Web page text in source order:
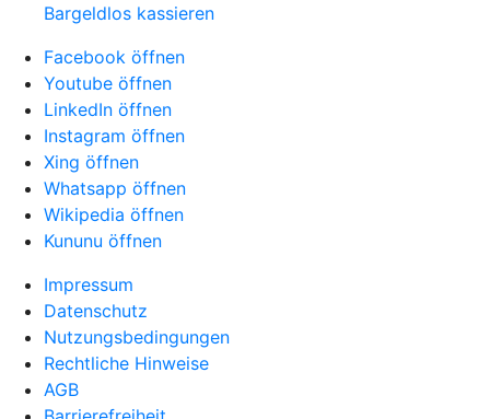
Bargeldlos kassieren
Facebook öffnen
Youtube öffnen
LinkedIn öffnen
Instagram öffnen
Xing öffnen
Whatsapp öffnen
Wikipedia öffnen
Kununu öffnen
Impressum
Datenschutz
Nutzungsbedingungen
Rechtliche Hinweise
AGB